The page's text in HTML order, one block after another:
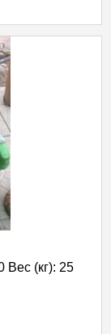
Вес (кг): 25